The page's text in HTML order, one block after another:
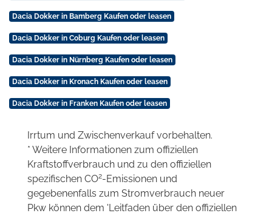
Dacia Dokker in Bamberg Kaufen oder leasen
Dacia Dokker in Coburg Kaufen oder leasen
Dacia Dokker in Nürnberg Kaufen oder leasen
Dacia Dokker in Kronach Kaufen oder leasen
Dacia Dokker in Franken Kaufen oder leasen
Irrtum und Zwischenverkauf vorbehalten.
* Weitere Informationen zum offiziellen
Kraftstoffverbrauch und zu den offiziellen
spezifischen CO2-Emissionen und
gegebenenfalls zum Stromverbrauch neuer
Pkw können dem 'Leitfaden über den offiziellen